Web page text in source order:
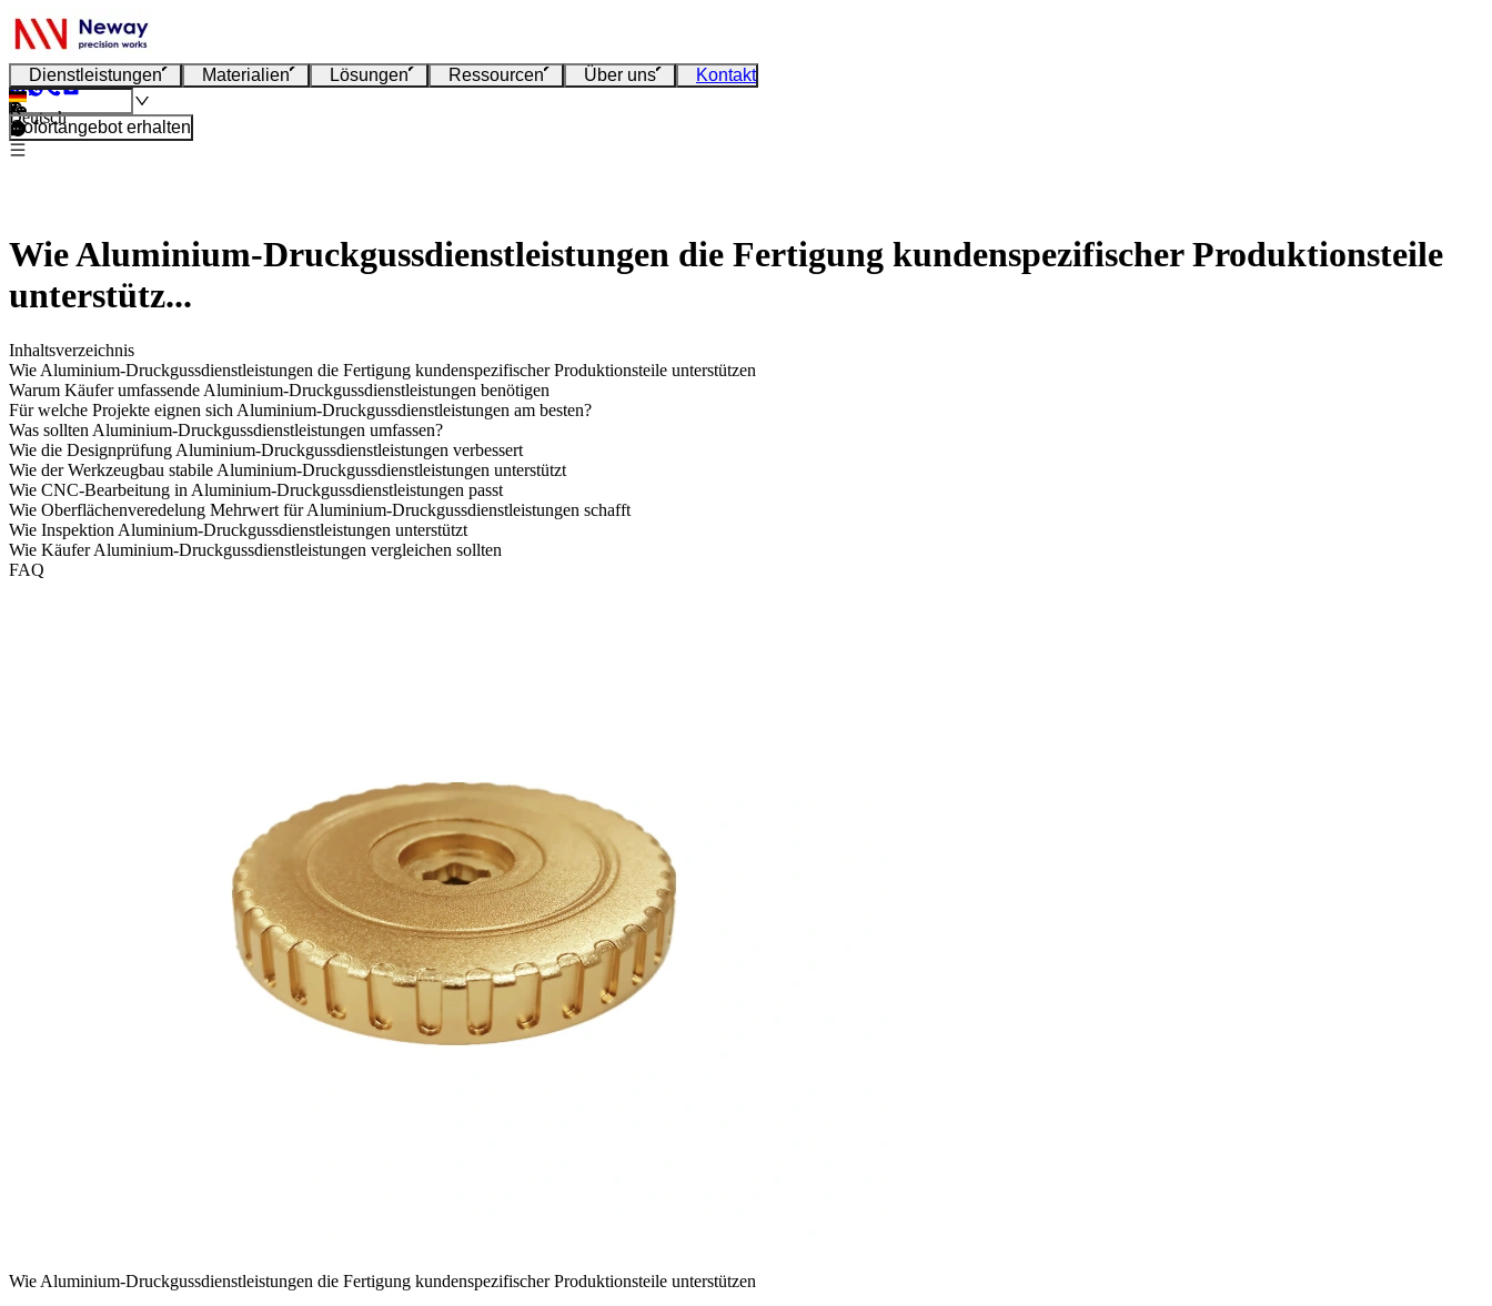
Dienstleistungen Materialien Lösungen Ressourcen Über uns Kontakt
Deutsch
Sofortangebot erhalten
Wie Aluminium-Druckgussdienstleistungen die Fertigung kundenspezifischer Produktionsteile
unterstütz...
Inhaltsverzeichnis
Wie Aluminium-Druckgussdienstleistungen die Fertigung kundenspezifischer Produktionsteile unterstützen
Warum Käufer umfassende Aluminium-Druckgussdienstleistungen benötigen
Für welche Projekte eignen sich Aluminium-Druckgussdienstleistungen am besten?
Was sollten Aluminium-Druckgussdienstleistungen umfassen?
Wie die Designprüfung Aluminium-Druckgussdienstleistungen verbessert
Wie der Werkzeugbau stabile Aluminium-Druckgussdienstleistungen unterstützt
Wie CNC-Bearbeitung in Aluminium-Druckgussdienstleistungen passt
Wie Oberflächenveredelung Mehrwert für Aluminium-Druckgussdienstleistungen schafft
Wie Inspektion Aluminium-Druckgussdienstleistungen unterstützt
Wie Käufer Aluminium-Druckgussdienstleistungen vergleichen sollten
FAQ
Wie Aluminium-Druckgussdienstleistungen die Fertigung kundenspezifischer Produktionsteile unterstützen